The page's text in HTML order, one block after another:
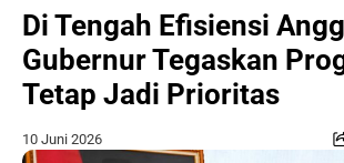
Di Tengah Efisiensi
Gubernur Tegaskan
Tetap Jadi Prioritas
10 Juni 2026